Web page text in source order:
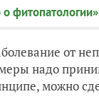
фитопатологии»
от
надо
можно